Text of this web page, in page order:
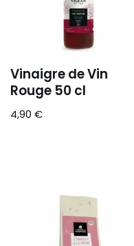
Vinaigre de Vin
Rouge 50 cl
4,90 €